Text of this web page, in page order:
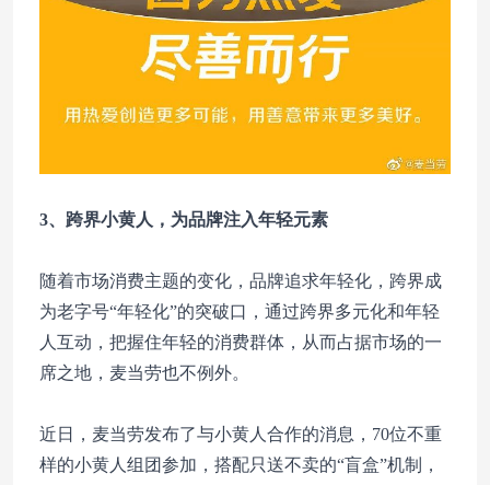
3、跨界小黄人，为品牌注入年轻元素
随着市场消费主题的变化，品牌追求年轻化，跨界成
为老字号“年轻化”的突破口，通过跨界多元化和年轻
人互动，把握住年轻的消费群体，从而占据市场的一
席之地，麦当劳也不例外。
近日，麦当劳发布了与小黄人合作的消息，70位不重
样的小黄人组团参加，搭配只送不卖的“盲盒”机制，